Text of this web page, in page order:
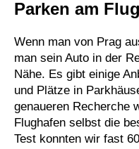
Parken am
Wenn man von Prag
man sein Auto in der
Nähe. Es gibt einige
und Plätze in
genaueren Recherche
Flughafen selbst die
Test konnten wir fast